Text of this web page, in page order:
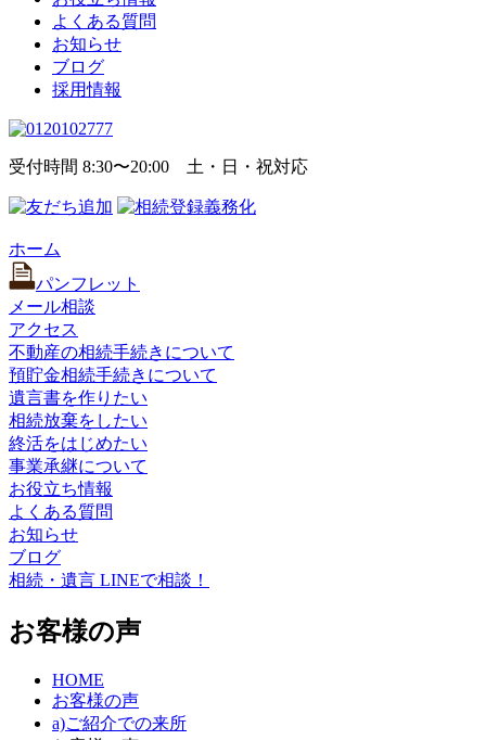
よくある質問
お知らせ
ブログ
採用情報
受付時間 8:30〜20:00 土・日・祝対応
ホーム
パンフレット
メール相談
アクセス
不動産の相続手続きについて
預貯金相続手続きについて
遺言書を作りたい
相続放棄をしたい
終活をはじめたい
事業承継について
お役立ち情報
よくある質問
お知らせ
ブログ
相続・遺言 LINEで相談！
お客様の声
HOME
お客様の声
a)ご紹介での来所